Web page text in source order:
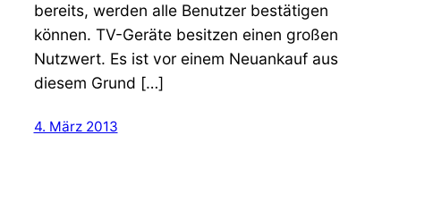
bereits, werden alle Benutzer bestätigen
können. TV-Geräte besitzen einen großen
Nutzwert. Es ist vor einem Neuankauf aus
diesem Grund […]
4. März 2013